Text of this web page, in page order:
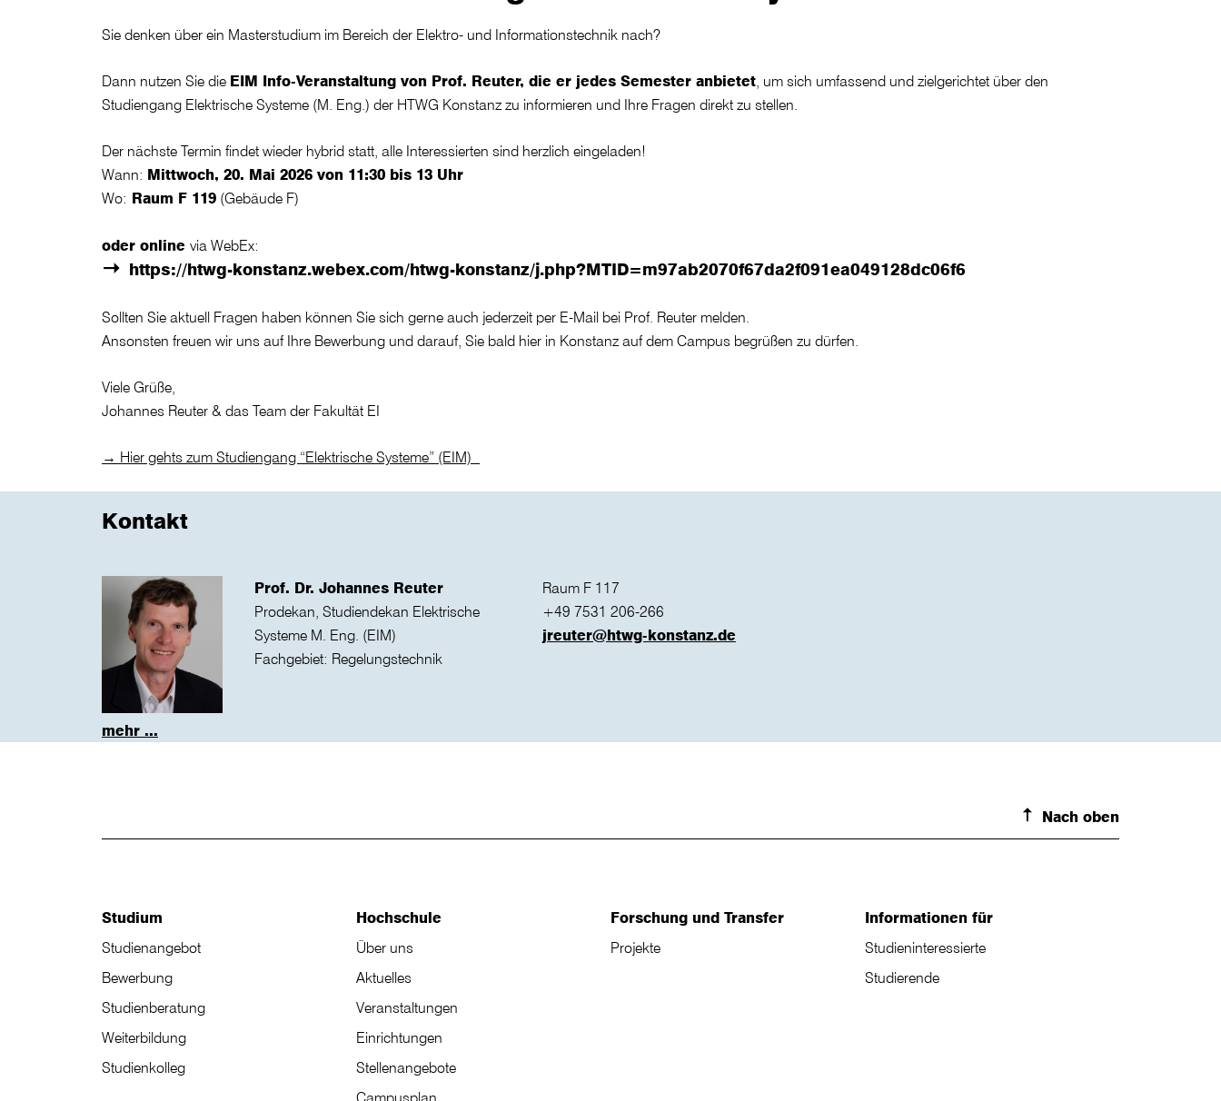
Sie denken über ein Masterstudium im Bereich der Elektro- und Informationstechnik nach?
Dann nutzen Sie die EIM Info-Veranstaltung von Prof. Reuter, die er jedes Semester anbietet , um sich umfassend und zielgerichtet über den
Studiengang Elektrische Systeme (M. Eng.) der HTWG Konstanz zu informieren und Ihre Fragen direkt zu stellen.
Der nächste Termin findet wieder hybrid statt, alle Interessierten sind herzlich eingeladen!
Wann: Mittwoch, 20. Mai 2026 von 11:30 bis 13 Uhr
Wo: Raum F 119 (Gebäude F)
oder online via WebEx:
https://htwg-konstanz.webex.com/htwg-konstanz/j.php?MTID=m97ab2070f67da2f091ea049128dc06f6
Sollten Sie aktuell Fragen haben können Sie sich gerne auch jederzeit per E-Mail bei Prof. Reuter melden.
Ansonsten freuen wir uns auf Ihre Bewerbung und darauf, Sie bald hier in Konstanz auf dem Campus begrüßen zu dürfen.
Viele Grüße,
Johannes Reuter & das Team der Fakultät EI
→ Hier gehts zum Studiengang “Elektrische Systeme” (EIM)
Kontakt
mehr ...
Prof. Dr. Johannes Reuter
Prodekan, Studiendekan Elektrische
Systeme M. Eng. (EIM)
Fachgebiet: Regelungstechnik
Raum F 117
+49 7531 206-266
jreuter@htwg-konstanz.de
Nach oben
Studium
Studienangebot
Bewerbung
Studienberatung
Weiterbildung
Studienkolleg
Hochschule
Über uns
Aktuelles
Veranstaltungen
Einrichtungen
Stellenangebote
Forschung und Transfer
Projekte
Informationen für
Studieninteressierte
Studierende